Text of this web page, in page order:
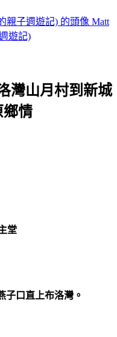
Matt
遊記)
灣山月村到新城
鄉情
堂
子口直上布洛灣。